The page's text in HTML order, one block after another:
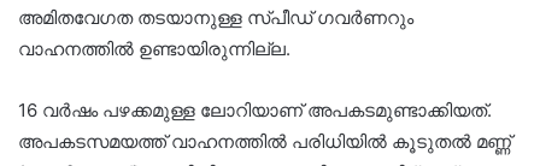
അമിതവേഗത തടയാനുള്ള സ്പീഡ് ഗവർണറും
വാഹനത്തിൽ ഉണ്ടായിരുന്നില്ല.
16 വർഷം പഴക്കമുള്ള ലോറിയാണ് അപകടമുണ്ടാക്കിയത്.
അപകടസമയത്ത് വാഹനത്തിൽ പരിധിയിൽ കൂടുതൽ മണ്ണ്